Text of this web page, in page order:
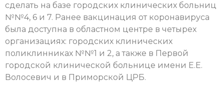
сделать на базе городских клинических больниц
№№4, 6 и 7. Ранее вакцинация от коронавируса
была доступна в областном центре в четырех
организациях: городских клинических
поликлинниках №№1 и 2, а также в Первой
городской клинической больнице имени Е.Е.
Волосевич и в Приморской ЦРБ.